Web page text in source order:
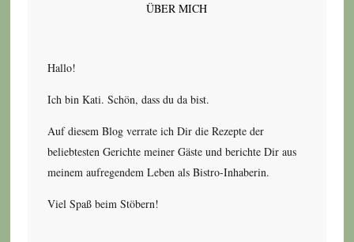
ÜBER MICH
Hallo!
Ich bin Kati. Schön, dass du da bist.
Auf diesem Blog verrate ich Dir die Rezepte der
beliebtesten Gerichte meiner Gäste und berichte Dir aus
meinem aufregendem Leben als Bistro-Inhaberin.
Viel Spaß beim Stöbern!